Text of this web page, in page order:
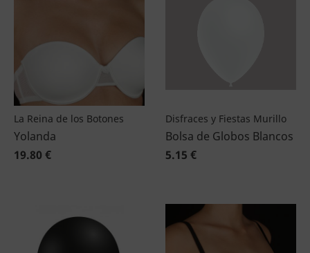
La Reina de los Botones
Yolanda
19.80 €
Disfraces y Fiestas Murillo
Bolsa de Globos Blancos
5.15 €